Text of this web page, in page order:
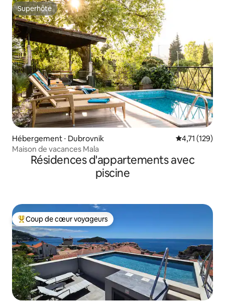
Superhôte
Superhôte
Hébergement ⋅ Dubrovnik Évaluation
4,71 (129)
Maison de vacances Mala
Résidences d'appartements avec
piscine
Coups de cœur voyageurs les plus appréciés
Coup de cœur voyageurs